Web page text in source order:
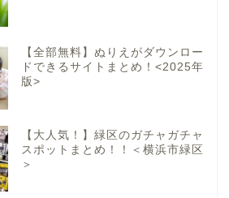
【全部無料】ぬりえがダウンロー
ドできるサイトまとめ！<2025年
版>
【大人気！】緑区のガチャガチャ
スポットまとめ！！＜横浜市緑区
＞